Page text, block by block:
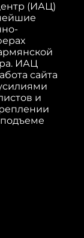
(ИАЦ)
ИАЦ
сайта
и